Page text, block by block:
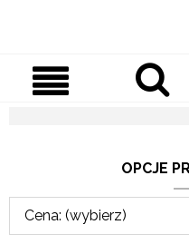
OPCJE
Cena: (wybierz)